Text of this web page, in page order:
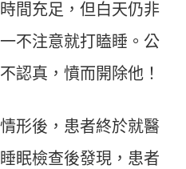
間充足，但白天仍非
不注意就打瞌睡。公
認真，憤而開除他！
形後，患者終於就醫
眠檢查後發現，患者